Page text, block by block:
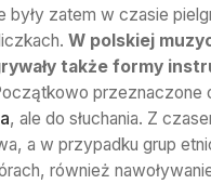
były zatem w czasie
W polskiej
także formy
przeznaczone
, ale do słuchania. Z
a w przypadku grup
również